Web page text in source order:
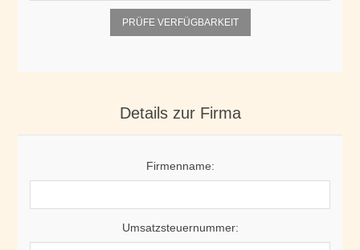
PRÜFE VERFÜGBARKEIT
Details zur Firma
Firmenname:
Umsatzsteuernummer: